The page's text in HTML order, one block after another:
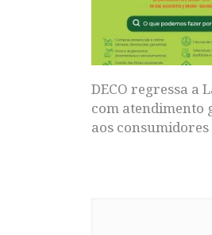
DECO regressa a
com atendimento
aos consumidores